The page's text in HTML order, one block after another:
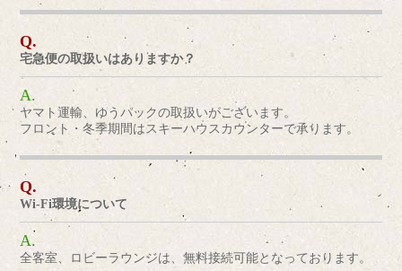
宅急便の取扱いはありますか？
ヤマト運輸、ゆうパックの取扱いがございます。
フロント・冬季期間はスキーハウスカウンターで承ります。
Wi-Fi環境について
全客室、ロビーラウンジは、無料接続可能となっております。